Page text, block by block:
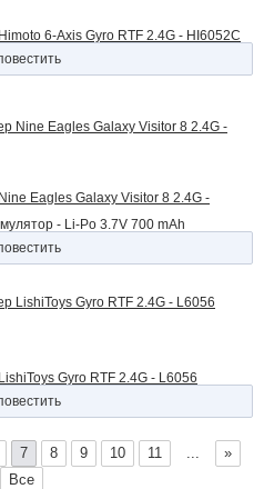
6-Axis Gyro RTF 2.4G - HI6052C
Eagles Galaxy Visitor 8 2.4G -
- Li-Po 3.7V 700 mAh
Gyro RTF 2.4G - L6056
7 8 9 10 11 ...
»
Все